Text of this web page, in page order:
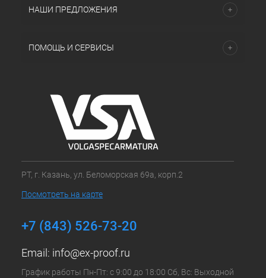
НАШИ ПРЕДЛОЖЕНИЯ
ПОМОЩЬ И СЕРВИСЫ
РТ, г. Казань, ул. Беломорская 69а, корп.2
Посмотреть на карте
+7 (843) 526-73-20
Email: info@ex-proof.ru
График работы Пн-Пт: с 9:00 до 18:00 Сб, Вс: Выходной